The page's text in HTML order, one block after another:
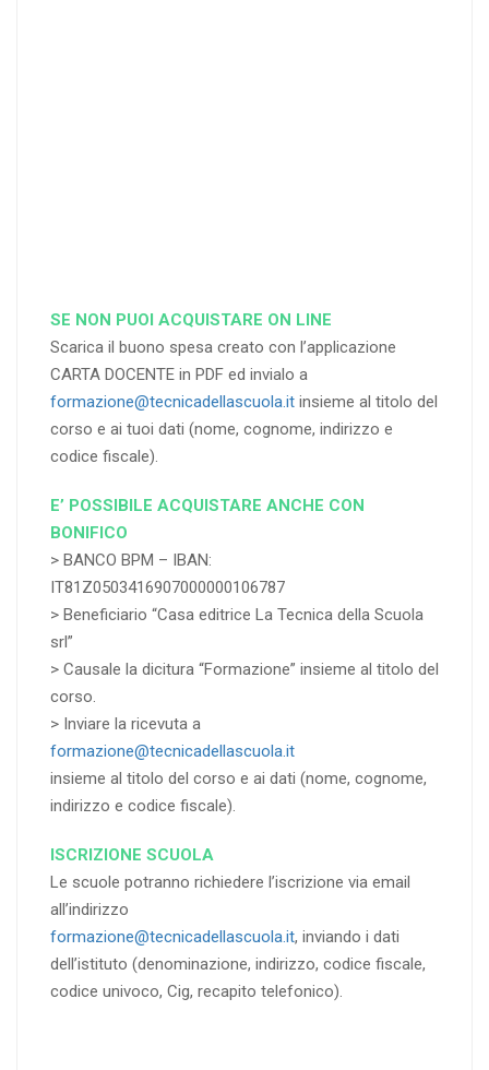
SE NON PUOI ACQUISTARE ON LINE
Scarica il buono spesa creato con l’applicazione
CARTA DOCENTE in PDF ed invialo a
formazione@tecnicadellascuola.it insieme al titolo del
corso e ai tuoi dati (nome, cognome, indirizzo e
codice fiscale).
E’ POSSIBILE ACQUISTARE ANCHE CON
BONIFICO
> BANCO BPM – IBAN:
IT81Z0503416907000000106787
> Beneficiario “Casa editrice La Tecnica della Scuola
srl”
> Causale la dicitura “Formazione” insieme al titolo del
corso.
> Inviare la ricevuta a
formazione@tecnicadellascuola.it
insieme al titolo del corso e ai dati (nome, cognome,
indirizzo e codice fiscale).
ISCRIZIONE SCUOLA
Le scuole potranno richiedere l’iscrizione via email
all’indirizzo
formazione@tecnicadellascuola.it, inviando i dati
dell’istituto (denominazione, indirizzo, codice fiscale,
codice univoco, Cig, recapito telefonico).